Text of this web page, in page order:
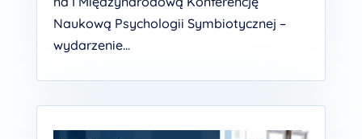
Naukową Psychologii Symbiotycznej –
wydarzenie...